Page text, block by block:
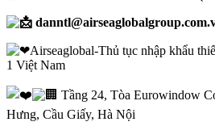
Airseaglobal-Thủ tục nhập khẩu
1 Việt Nam
Tầng 24, Tòa Eurowindow
Hưng, Cầu Giấy, Hà Nội